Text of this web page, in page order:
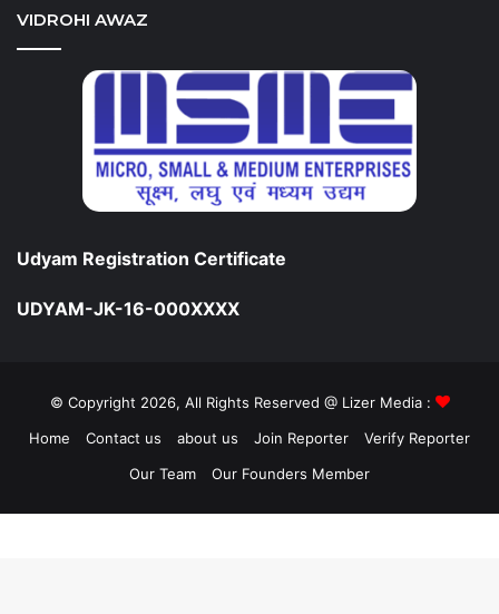
VIDROHI AWAZ
Udyam Registration Certificate
UDYAM-JK-16-000XXXX
© Copyright 2026, All Rights Reserved @ Lizer Media :
Home
Contact us about us Join Reporter
Verify Reporter
Our Team
Our Founders Member